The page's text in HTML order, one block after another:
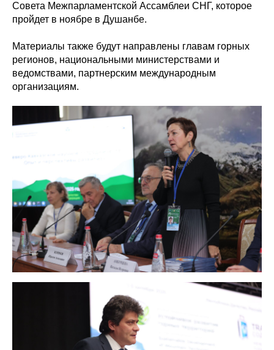
Совета Межпарламентской Ассамблеи СНГ, которое
пройдет в ноябре в Душанбе.
Материалы также будут направлены главам горных
регионов, национальными министерствами и
ведомствами, партнерским международным
организациям.